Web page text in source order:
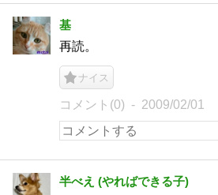
基
再読。
ナイス
コメント(0) 2009/02/01
半べえ (やればできる子)